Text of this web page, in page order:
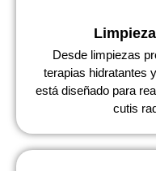
Desde limpiezas
terapias hidratantes
está diseñado para
cutis